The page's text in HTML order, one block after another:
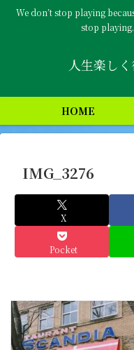
We don’t stop playing
stop
人生楽しく
HOME
IMG_3276
X
Pocket